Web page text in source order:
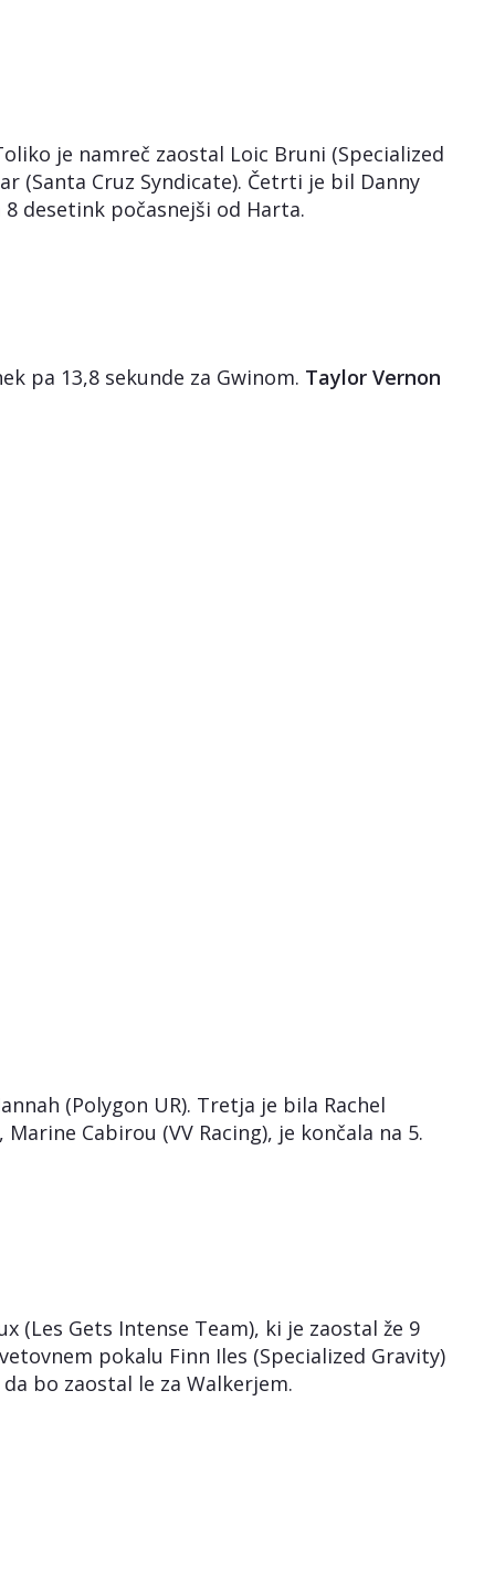
je namreč zaostal Loic Bruni (Specialized
(Santa Cruz Syndicate). Četrti je bil Danny
desetink počasnejši od Harta.
pa 13,8 sekunde za Gwinom. Taylor Vernon
(Polygon UR). Tretja je bila Rachel
Cabirou (VV Racing), je končala na 5.
(Les Gets Intense Team), ki je zaostal že 9
pokalu Finn Iles (Specialized Gravity)
bo zaostal le za Walkerjem.